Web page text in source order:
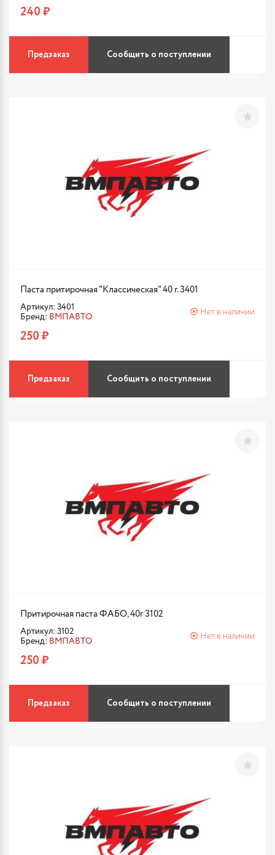
240 ₽
Предзаказ Сообщить о поступлении
Паста притирочная "Классическая" 40 г. 3401
Артикул: 3401
Бренд: ВМПАВТО
Нет в наличии
250 ₽
Предзаказ Сообщить о поступлении
Притирочная паста ФАБО, 40г 3102
Артикул: 3102
Бренд: ВМПАВТО
Нет в наличии
250 ₽
Предзаказ Сообщить о поступлении